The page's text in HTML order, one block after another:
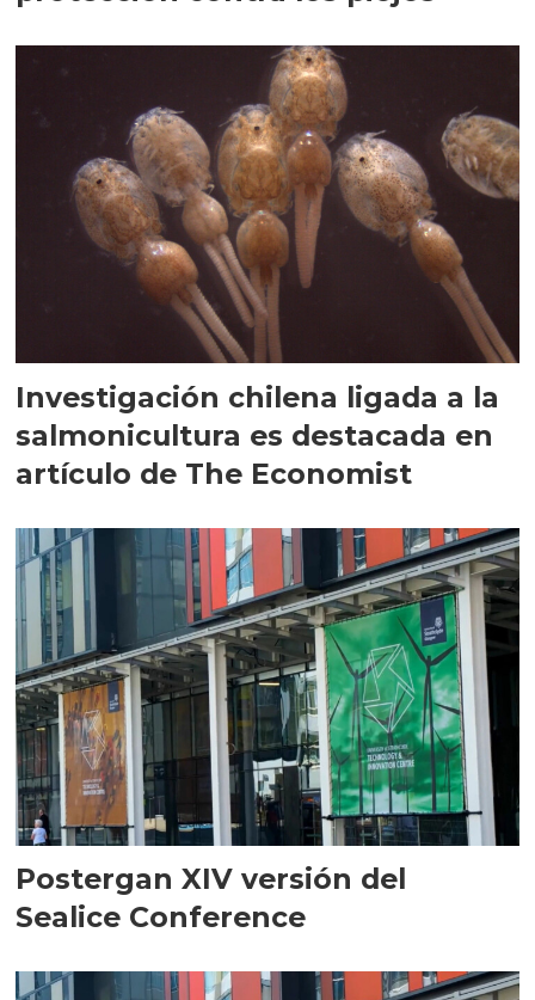
Investigación chilena ligada a la
salmonicultura es destacada en
artículo de The Economist
Postergan XIV versión del
Sealice Conference